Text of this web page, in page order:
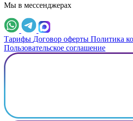
Мы в мессенджерах
Тарифы Договор оферты Политика
Пользовательское соглашение